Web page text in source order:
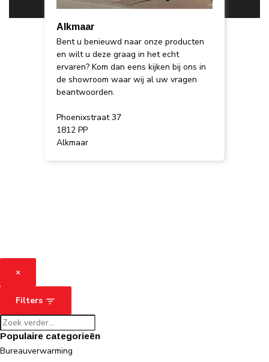
Alkmaar
Bent u benieuwd naar onze producten
en wilt u deze graag in het echt
ervaren? Kom dan eens kijken bij ons in
de showroom waar wij al uw vragen
beantwoorden.
Phoenixstraat 37
1812 PP
Alkmaar
×
Filters
Populaire categorieën
Bureauverwarming